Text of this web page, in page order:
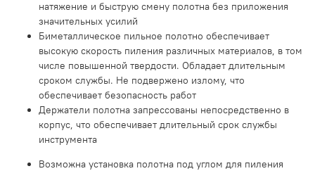
натяжение и быструю смену полотна без приложения
значительных усилий
Биметаллическое пильное полотно обеспечивает
высокую скорость пиления различных материалов, в том
числе повышенной твердости. Обладает длительным
сроком службы. Не подвержено излому, что
обеспечивает безопасность работ
Держатели полотна запрессованы непосредственно в
корпус, что обеспечивает длительный срок службы
инструмента
Возможна установка полотна под углом для пиления